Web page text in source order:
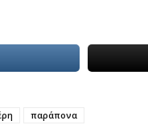
παράπονα